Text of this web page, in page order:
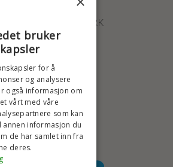
ØSTERBROGADE 202
• DANMARK
+47 2396 6660
KREDITTVURD
bruker
for å
og analysere
også informasjon om
vårt med våre
som kan
informasjon du
de har samlet inn fra
deres.